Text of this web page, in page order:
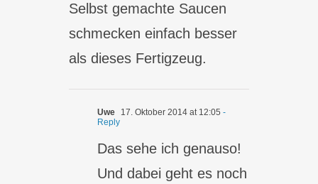
Selbst gemachte Saucen
schmecken einfach besser
als dieses Fertigzeug.
Uwe 17. Oktober 2014 at 12:05 -
Reply
Das sehe ich genauso!
Und dabei geht es noch